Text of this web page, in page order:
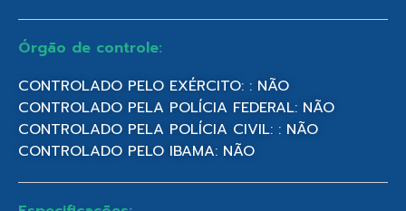
Órgão de controle:
CONTROLADO PELO EXÉRCITO: : NÃO
CONTROLADO PELA POLÍCIA FEDERAL: NÃO
CONTROLADO PELA POLÍCIA CIVIL: : NÃO
CONTROLADO PELO IBAMA: NÃO